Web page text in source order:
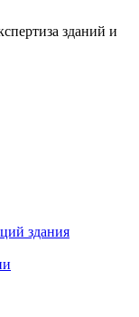
зданий и
здания